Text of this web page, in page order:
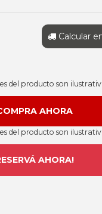
Calcular
del producto son
del producto son
AHORA!